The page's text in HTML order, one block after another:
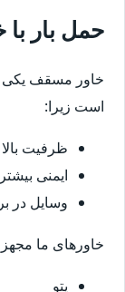
حمل بار
خاور مسقف یکی
است زیرا:
ظرفیت بالا
ایمنی
وسایل در
خاورهای ما مجهز
پتو